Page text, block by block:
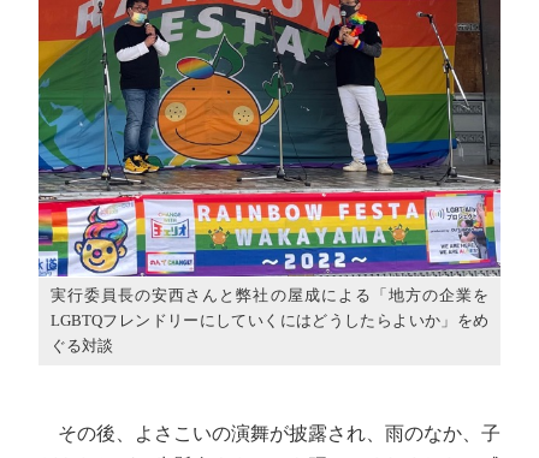
実行委員長の安西さんと弊社の屋成による「地方の企業を
LGBTQフレンドリーにしていくにはどうしたらよいか」をめ
ぐる対談
その後、よさこいの演舞が披露され、雨のなか、子